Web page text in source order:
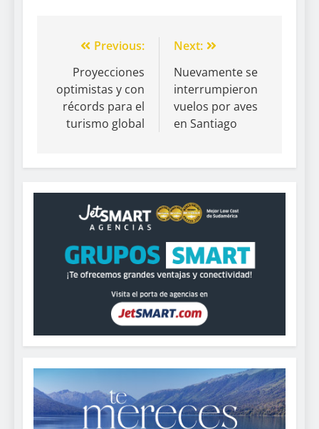
Previous:
Proyecciones
optimistas y con
récords para el
turismo global
Next:
Nuevamente se
interrumpieron
vuelos por aves
en Santiago